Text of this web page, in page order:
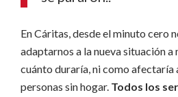
En Cáritas, desde el minuto cero
adaptarnos a la nueva situación a
cuánto duraría, ni como afectaría
personas sin hogar. Todos los